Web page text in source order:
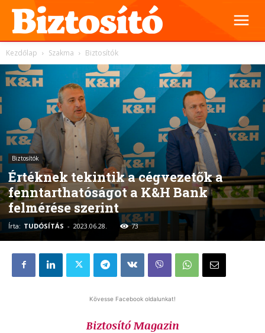
Kezdőlap Szakma Biztosítók
Biztosítók
Értéknek tekintik a cégvezetők a
fenntarthatóságot a K&H Bank
felmérése szerint
Írta: TUDÓSÍTÁS - 2023.06.28. 73
Kövesse Facebook oldalunkat!
Biztosító Magazin